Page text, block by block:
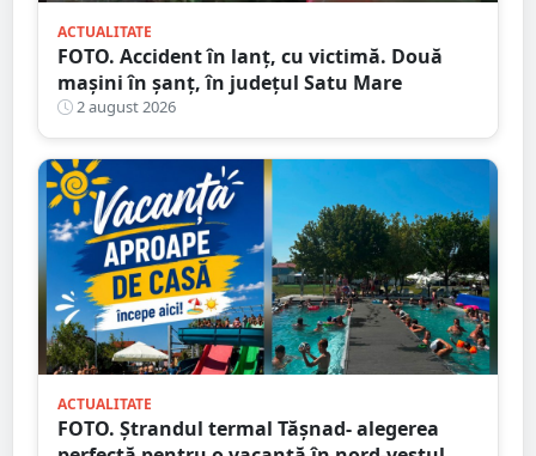
ACTUALITATE
FOTO. Accident în lanț, cu victimă. Două
mașini în șanț, în județul Satu Mare
2 august 2026
ACTUALITATE
FOTO. Ștrandul termal Tășnad- alegerea